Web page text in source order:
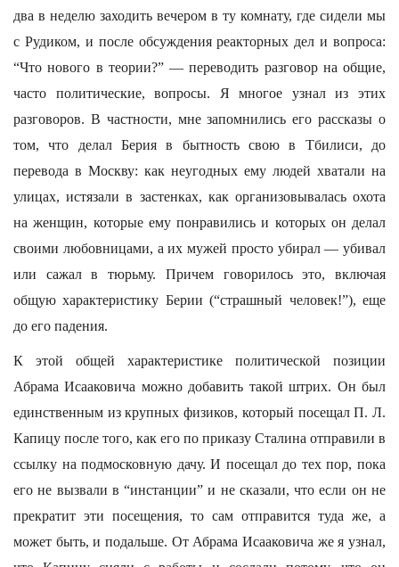
два в неделю заходить вечером в ту комнату, где сидели мы
с Рудиком, и после обсуждения реакторных дел и вопроса:
“Что нового в теории?” — переводить разговор на общие,
часто политические, вопросы. Я многое узнал из этих
разговоров. В частности, мне запомнились его рассказы о
том, что делал Берия в бытность свою в Тбилиси, до
перевода в Москву: как неугодных ему людей хватали на
улицах, истязали в застенках, как организовывалась охота
на женщин, которые ему понравились и которых он делал
своими любовницами, а их мужей просто убирал — убивал
или сажал в тюрьму. Причем говорилось это, включая
общую характеристику Берии (“страшный человек!”), еще
до его падения.
К этой общей характеристике политической позиции
Абрама Исааковича можно добавить такой штрих. Он был
единственным из крупных физиков, который посещал П. Л.
Капицу после того, как его по приказу Сталина отправили в
ссылку на подмосковную дачу. И посещал до тех пор, пока
его не вызвали в “инстанции” и не сказали, что если он не
прекратит эти посещения, то сам отправится туда же, а
может быть, и подальше. От Абрама Исааковича же я узнал,